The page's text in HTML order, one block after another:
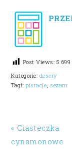
Post Views: 5 699
Kategorie: desery
Tagi:pistacje, sezam
« Ciasteczka
cynamonowe